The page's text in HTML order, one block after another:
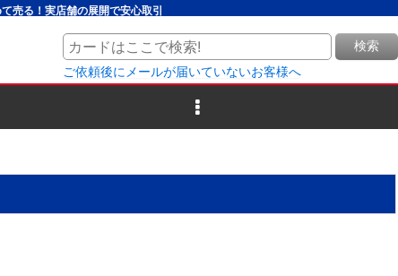
売る！実店舗の展開で安心取引
検索
ご依頼後にメールが届いていないお客様へ